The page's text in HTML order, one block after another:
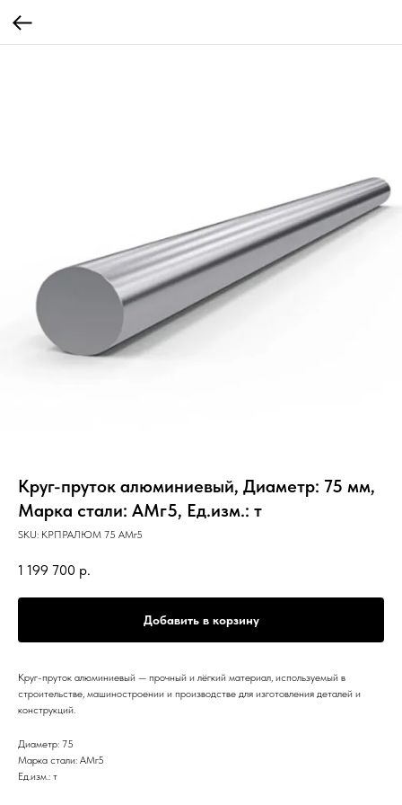
Круг-пруток алюминиевый, Диаметр: 75 мм,
Марка стали: АМг5, Ед.изм.: т
SKU: КРПРАЛЮМ 75 АМг5
1 199 700 р.
Добавить в корзину
Круг-пруток алюминиевый — прочный и лёгкий материал, используемый в
строительстве, машиностроении и производстве для изготовления деталей и
конструкций.
Диаметр: 75
Марка стали: АМг5
Ед.изм.: т